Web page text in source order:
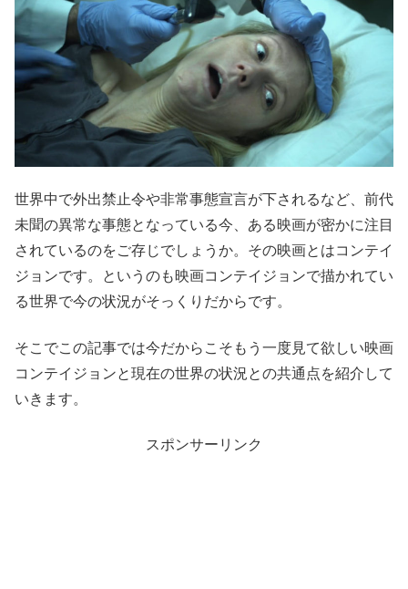
世界中で外出禁止令や非常事態宣言が下されるなど、前代
未聞の異常な事態となっている今、ある映画が密かに注目
されているのをご存じでしょうか。その映画とはコンテイ
ジョンです。というのも映画コンテイジョンで描かれてい
る世界で今の状況がそっくりだからです。
そこでこの記事では今だからこそもう一度見て欲しい映画
コンテイジョンと現在の世界の状況との共通点を紹介して
いきます。
スポンサーリンク